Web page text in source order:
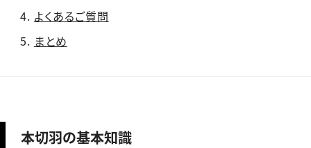
よくあるご質問
まとめ
本切羽の基本知識